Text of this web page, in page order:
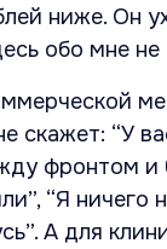
ниже. Он
обо мне
скажет: “У
фронтом и
“Я ничего
А для